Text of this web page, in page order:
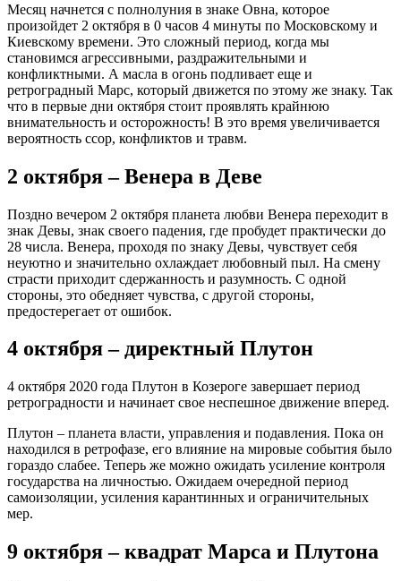
Месяц начнется с полнолуния в знаке Овна, которое
произойдет 2 октября в 0 часов 4 минуты по Московскому и
Киевскому времени. Это сложный период, когда мы
становимся агрессивными, раздражительными и
конфликтными. А масла в огонь подливает еще и
ретроградный Марс, который движется по этому же знаку. Так
что в первые дни октября стоит проявлять крайнюю
внимательность и осторожность! В это время увеличивается
вероятность ссор, конфликтов и травм.
2 октября – Венера в Деве
Поздно вечером 2 октября планета любви Венера переходит в
знак Девы, знак своего падения, где пробудет практически до
28 числа. Венера, проходя по знаку Девы, чувствует себя
неуютно и значительно охлаждает любовный пыл. На смену
страсти приходит сдержанность и разумность. С одной
стороны, это обедняет чувства, с другой стороны,
предостерегает от ошибок.
4 октября – директный Плутон
4 октября 2020 года Плутон в Козероге завершает период
ретроградности и начинает свое неспешное движение вперед.
Плутон – планета власти, управления и подавления. Пока он
находился в ретрофазе, его влияние на мировые события было
гораздо слабее. Теперь же можно ожидать усиление контроля
государства на личностью. Ожидаем очередной период
самоизоляции, усиления карантинных и ограничительных
мер.
9 октября – квадрат Марса и Плутона